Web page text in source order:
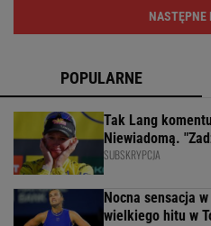
NASTĘPNE
POPULARNE
Tak Lang
Niewiadomą.
SUBSKRYPCJA
Nocna sensacja
wielkiego hitu w